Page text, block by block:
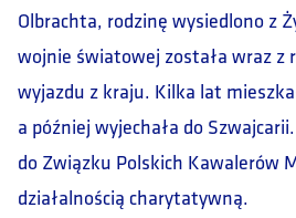
Olbrachta, rodzinę wysiedlono z
wojnie światowej została wraz z
wyjazdu z kraju. Kilka lat
a później wyjechała do
do Związku Polskich Kawalerów
działalnością charytatywną.